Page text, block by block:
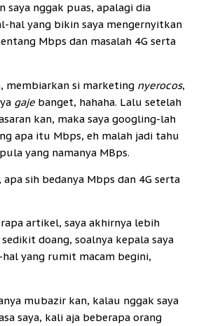
saya nggak puas, apalagi dia
hal yang bikin saya mengernyitkan
Mbps dan masalah 4G serta
membiarkan si marketing nyerocos,
gaje banget, hahaha. Lalu setelah
kan, maka saya googling-lah
apa itu Mbps, eh malah jadi tahu
yang namanya MBps.
apa sih bedanya Mbps dan 4G serta
artikel, saya akhirnya lebih
doang, soalnya kepala saya
yang rumit macam begini,
mubazir kan, kalau nggak saya
saya, kali aja beberapa orang